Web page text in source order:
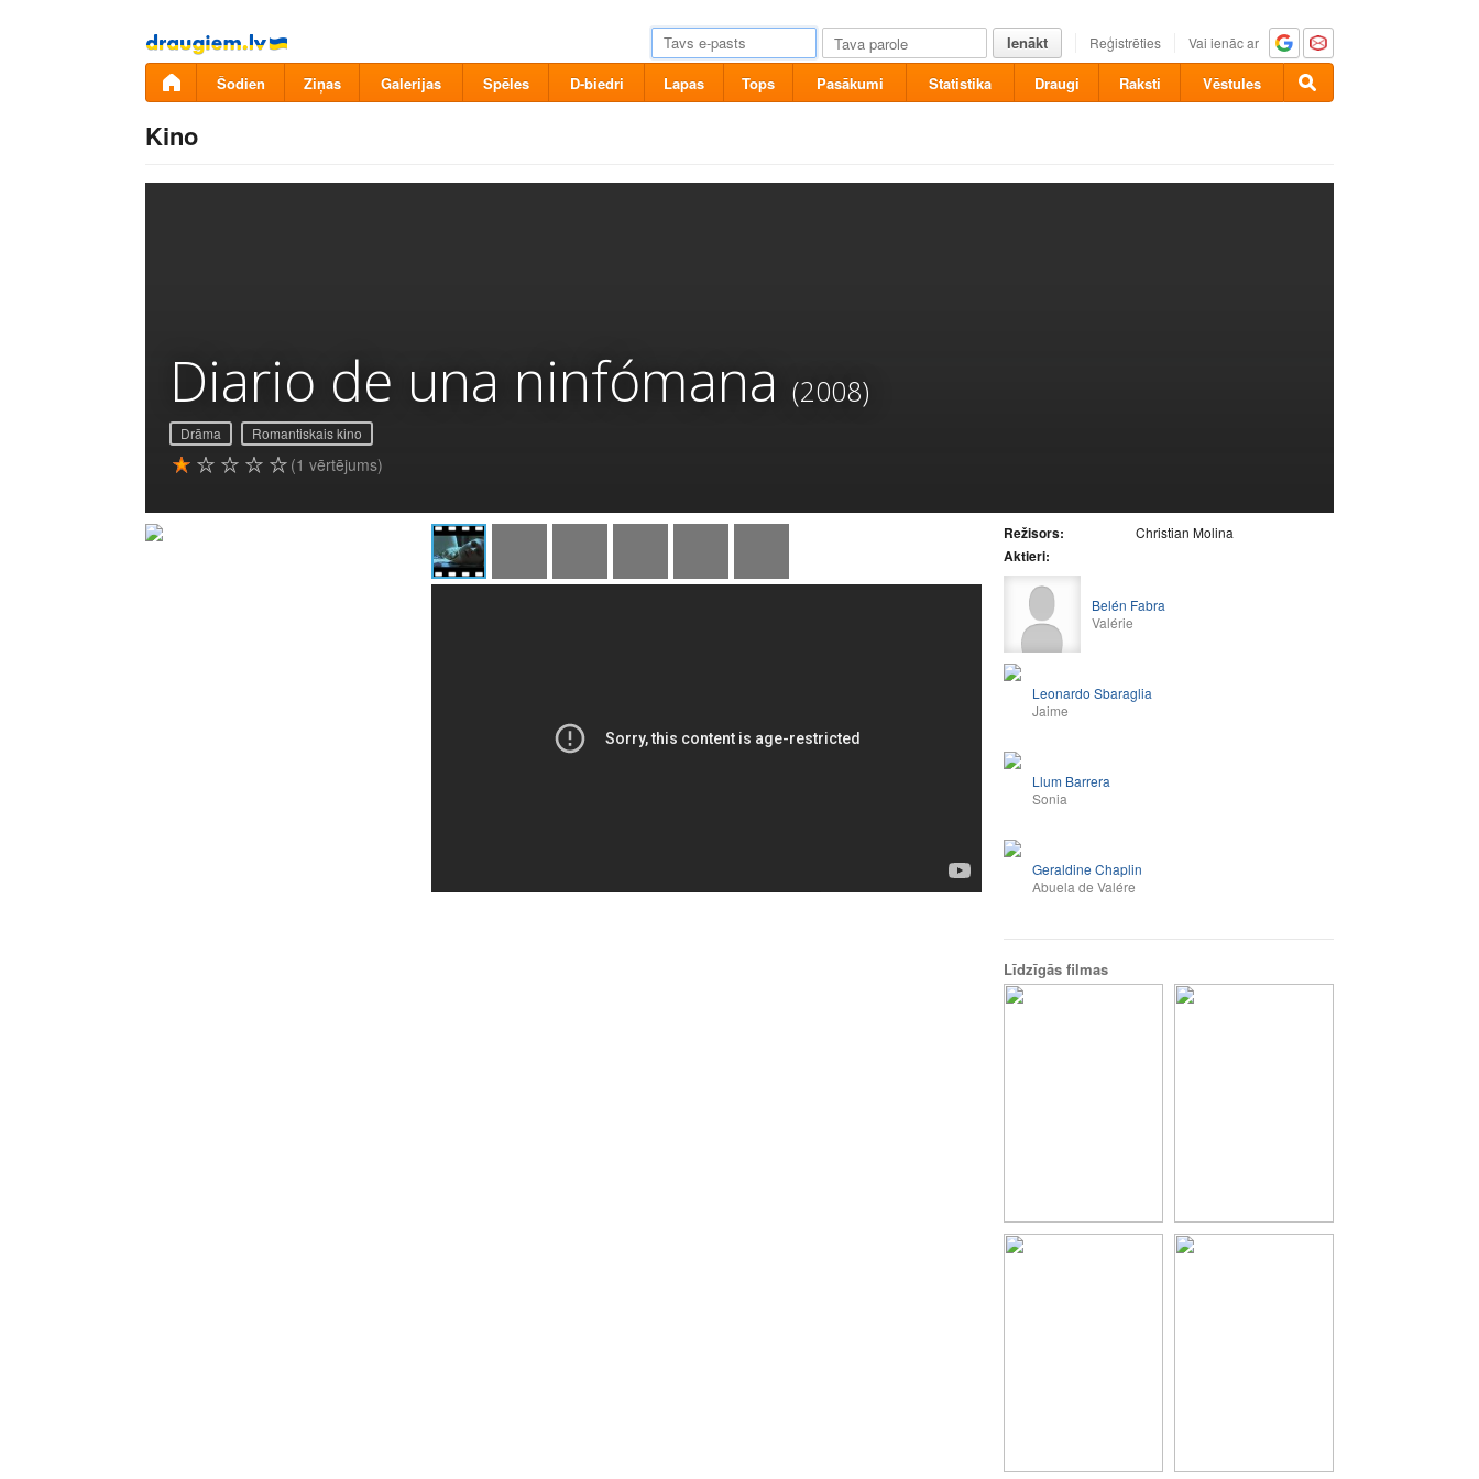
Pāriet
uz
saturu
Ienākt Reģistrēties Vai ienāc ar
Šodien Ziņas Galerijas Spēles D-biedri Lapas Tops Pasākumi Statistika Draugi Raksti Vēstules
Kino
Diario de una ninfómana (2008)
Drāma Romantiskais kino
(1 vērtējums)
Režisors: Christian Molina
Aktieri:
Belén Fabra
Valérie
Leonardo Sbaraglia
Jaime
Llum Barrera
Sonia
Geraldine Chaplin
Abuela de Valére
Līdzīgās filmas